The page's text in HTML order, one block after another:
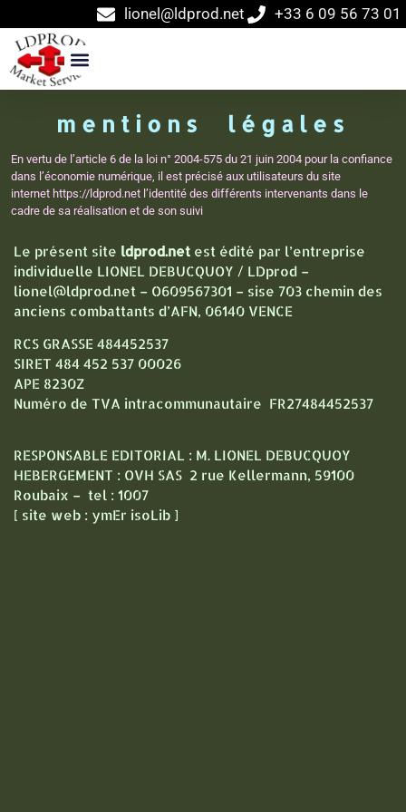
lionel@ldprod.net +33 6 09 56 73 01
mentions légales
En vertu de l’article 6 de la loi n° 2004-575 du 21 juin 2004 pour la confiance
dans l’économie numérique, il est précisé aux utilisateurs du site
internet https://ldprod.net l’identité des différents intervenants dans le
cadre de sa réalisation et de son suivi
Le présent site ldprod.net est édité par l’entreprise
individuelle LIONEL DEBUCQUOY / LDprod –
lionel@ldprod.net – O609567301 – sise 703 chemin des
anciens combattants d’AFN, 06140 VENCE
RCS GRASSE 484452537
SIRET 484 452 537 00026
APE 8230Z
Numéro de TVA intracommunautaire FR27484452537
RESPONSABLE EDITORIAL : M. LIONEL DEBUCQUOY
HEBERGEMENT : OVH SAS 2 rue Kellermann, 59100
Roubaix – tel : 1007
[ site web : ymEr isoLib ]